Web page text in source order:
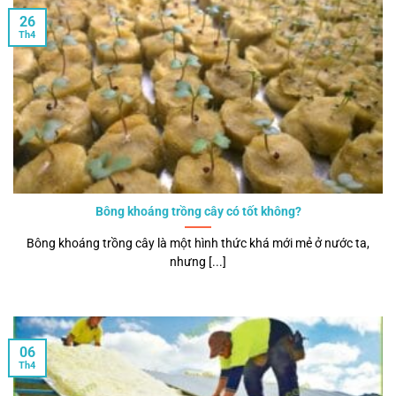
Bông khoáng trồng cây có tốt không?
Bông khoáng trồng cây là một hình thức khá mới mẻ ở nước ta,
nhưng [...]
26
Th4
06
Th4